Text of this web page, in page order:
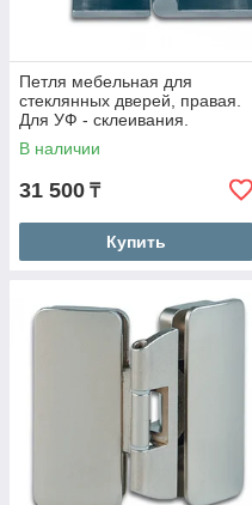
Петля мебельная для
стеклянных дверей, правая.
Для УФ - склеивания.
В наличии
31 500 ₸
Купить